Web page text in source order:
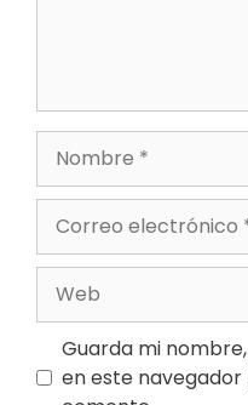
Nombre
electrónico
Guarda mi
en este